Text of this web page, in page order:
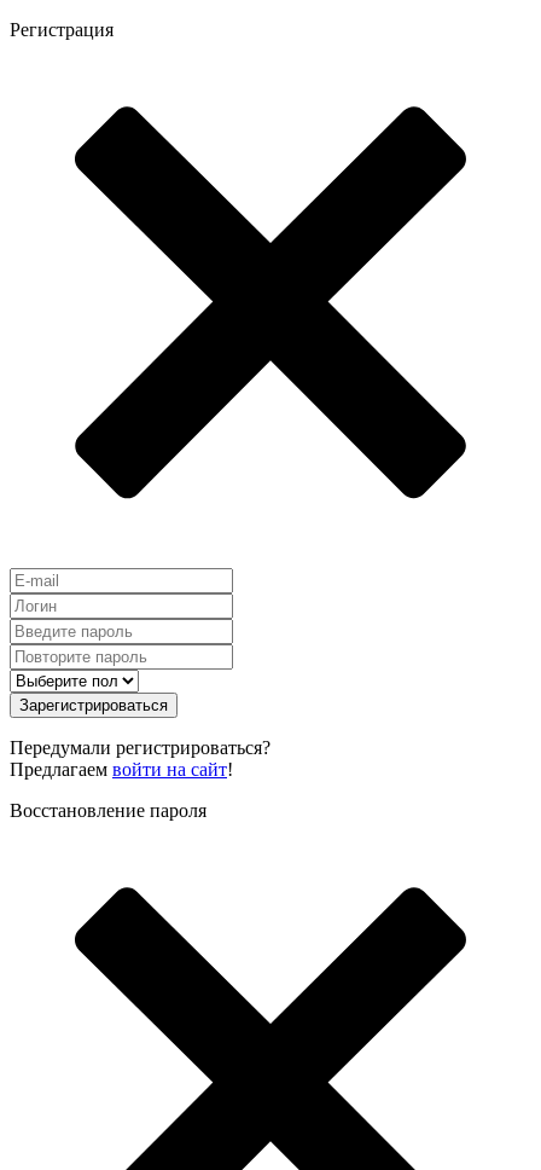
Регистрация
Зарегистрироваться
Передумали регистрироваться?
Предлагаем войти на сайт!
Восстановление пароля